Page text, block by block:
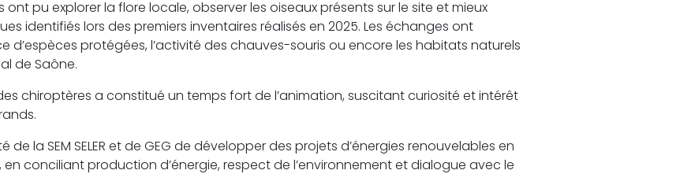
ont pu explorer la flore locale, observer les oiseaux présents sur le site et mieux
identifiés lors des premiers inventaires réalisés en 2025. Les échanges ont
d’espèces protégées, l’activité des chauves-souris ou encore les habitats naturels
de Saône.
chiroptères a constitué un temps fort de l’animation, suscitant curiosité et intérêt
la SEM SELER et de GEG de développer des projets d’énergies renouvelables en
conciliant production d’énergie, respect de l’environnement et dialogue avec le